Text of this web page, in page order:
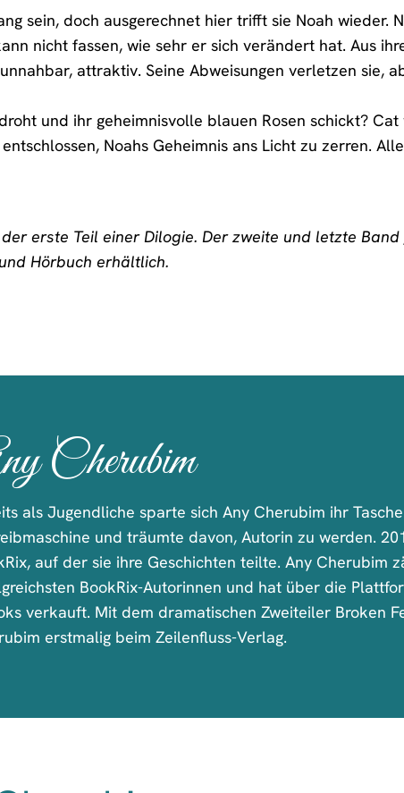
sein, doch ausgerechnet hier trifft sie Noah wieder.
nicht fassen, wie sehr er sich verändert hat. Aus
attraktiv. Seine Abweisungen verletzen sie,
und ihr geheimnisvolle blauen Rosen schickt? Cat
Noahs Geheimnis ans Licht zu zerren.
erste Teil einer Dilogie. Der zweite und letzte Band
Hörbuch erhältlich.
Cherubim
als Jugendliche sparte sich Any Cherubim ihr
und träumte davon, Autorin zu werden.
auf der sie ihre Geschichten teilte. Any Cherubim
BookRix-Autorinnen und hat über die
verkauft. Mit dem dramatischen Zweiteiler Broken
erstmalig beim Zeilenfluss-Verlag.